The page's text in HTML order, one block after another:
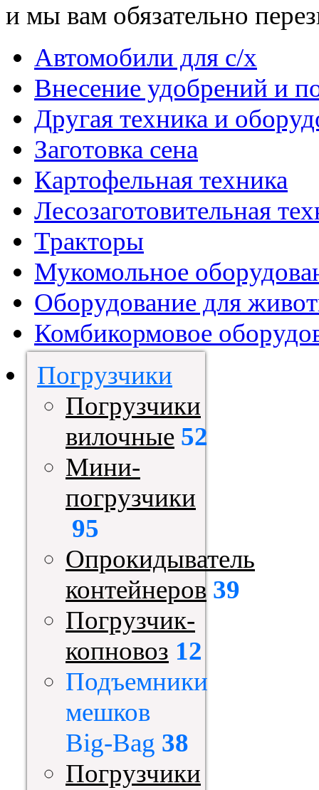
и мы вам обязательно
Автомобили для с/х
Внесение удобрений и
Другая техника и
Заготовка сена
Картофельная техника
Лесозаготовительная
Тракторы
Мукомольное
Оборудование для
Комбикормовое
Погрузчики
Погрузчики
вилочные 52
Мини-
погрузчики
95
Опрокидыватель
контейнеров 39
Погрузчик-
копновоз 12
Подъемники
мешков
Big-Bag 38
Погрузчики